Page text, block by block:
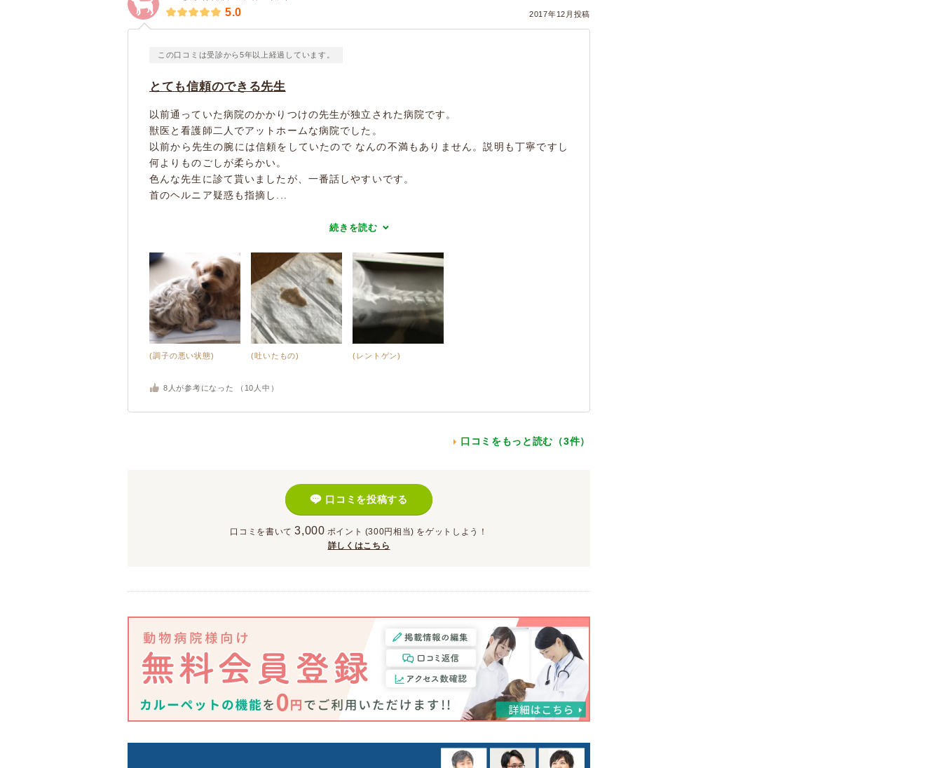
2017年12月投稿
5.0
この口コミは受診から5年以上経過しています。
とても信頼のできる先生
以前通っていた病院のかかりつけの先生が独立された病院です。
獣医と看護師二人でアットホームな病院でした。
以前から先生の腕には信頼をしていたので なんの不満もありません。説明も丁寧ですし
何よりものごしが柔らかい。
色んな先生に診て貰いましたが、一番話しやすいです。
首のヘルニア疑惑も指摘し...
続きを読む
(調子の悪い状態) (吐いたもの) (レントゲン)
8 人が参考になった （ 10 人中）
口コミをもっと読む（3件）
口コミを投稿する
口コミを書いて 3,000 ポイント (300円相当) をゲットしよう！
詳しくはこちら